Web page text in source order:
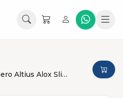
Billetera Victorinox de Cuero Altius Alox Slim